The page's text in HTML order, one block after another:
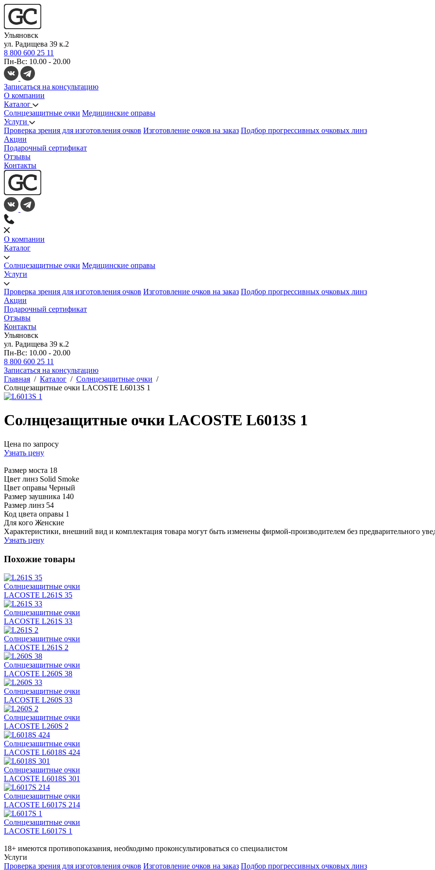
Ульяновск
ул. Радищева 39 к.2
8 800 600 25 11
Пн-Вс: 10.00 - 20.00
Записаться на консультацию
О компании
Каталог
Солнцезащитные очки Медицинские оправы
Услуги
Проверка зрения для изготовления очков Изготовление очков на заказ Подбор прогрессивных очковых линз
Акции
Подарочный сертификат
Отзывы
Контакты
О компании
Каталог
Солнцезащитные очки Медицинские оправы
Услуги
Проверка зрения для изготовления очков Изготовление очков на заказ Подбор прогрессивных очковых линз
Акции
Подарочный сертификат
Отзывы
Контакты
Ульяновск
ул. Радищева 39 к.2
Пн-Вс: 10.00 - 20.00
8 800 600 25 11
Записаться на консультацию
Главная / Каталог / Солнцезащитные очки /
Солнцезащитные очки LACOSTE L6013S 1
Солнцезащитные очки LACOSTE L6013S 1
Цена по запросу
Узнать цену
Размер моста 18
Цвет линз Solid Smoke
Цвет оправы Черный
Размер заушника 140
Размер линз 54
Код цвета оправы 1
Для кого Женские
Характеристики, внешний вид и комплектация товара могут быть изменены фирмой-производителем без предварительного
Узнать цену
Похожие товары
Солнцезащитные очки
LACOSTE L261S 35
Солнцезащитные очки
LACOSTE L261S 33
Солнцезащитные очки
LACOSTE L261S 2
Солнцезащитные очки
LACOSTE L260S 38
Солнцезащитные очки
LACOSTE L260S 33
Солнцезащитные очки
LACOSTE L260S 2
Солнцезащитные очки
LACOSTE L6018S 424
Солнцезащитные очки
LACOSTE L6018S 301
Солнцезащитные очки
LACOSTE L6017S 214
Солнцезащитные очки
LACOSTE L6017S 1
18+ имеются противопоказания, необходимо проконсультироваться со специалистом
Услуги
Проверка зрения для изготовления очков Изготовление очков на заказ Подбор прогрессивных очковых линз